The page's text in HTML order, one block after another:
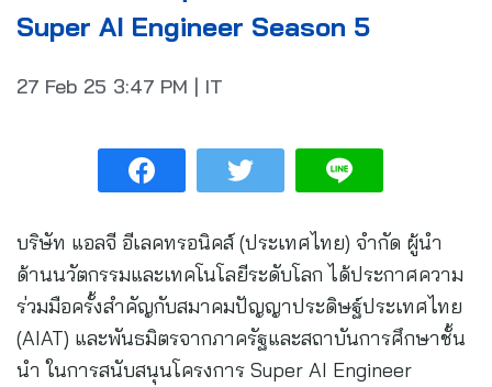
Super AI Engineer Season 5
27 Feb 25 3:47 PM | IT
บริษัท แอลจี อีเลคทรอนิคส์ (ประเทศไทย) จำกัด ผู้นำ
ด้านนวัตกรรมและเทคโนโลยีระดับโลก ได้ประกาศความ
ร่วมมือครั้งสำคัญกับสมาคมปัญญาประดิษฐ์ประเทศไทย
(AIAT) และพันธมิตรจากภาครัฐและสถาบันการศึกษาชั้น
นำ ในการสนับสนุนโครงการ Super AI Engineer